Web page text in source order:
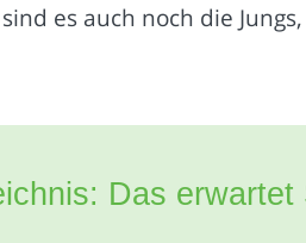
es auch noch die
Das erwartet